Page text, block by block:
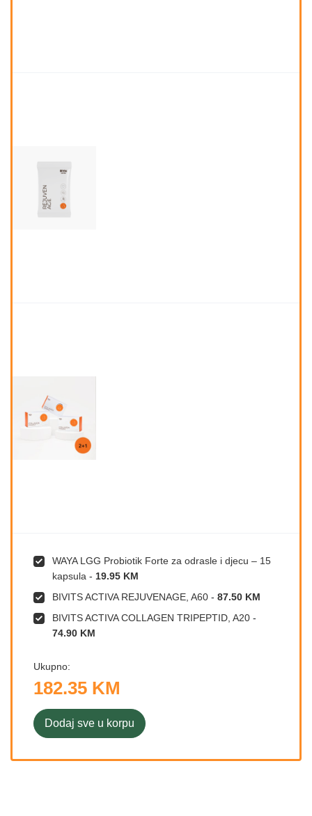
WAYA LGG Probiotik Forte za odrasle i djecu – 15
kapsula - 19.95 KM
BIVITS ACTIVA REJUVENAGE, A60 - 87.50 KM
BIVITS ACTIVA COLLAGEN TRIPEPTID, A20 -
74.90 KM
Ukupno:
182.35 KM
Dodaj sve u korpu